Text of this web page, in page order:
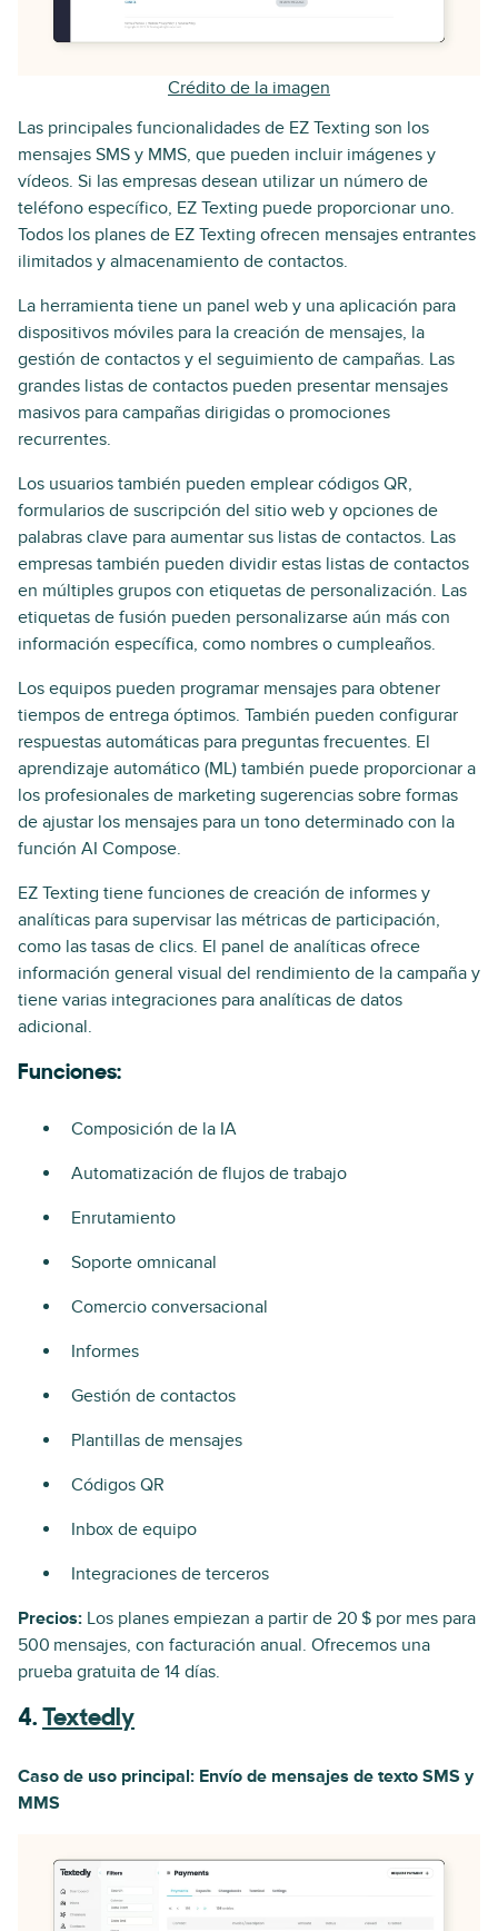
Crédito de la imagen
Las principales funcionalidades de EZ Texting son los
mensajes SMS y MMS, que pueden incluir imágenes y
vídeos. Si las empresas desean utilizar un número de
teléfono específico, EZ Texting puede proporcionar uno.
Todos los planes de EZ Texting ofrecen mensajes entrantes
ilimitados y almacenamiento de contactos.
La herramienta tiene un panel web y una aplicación para
dispositivos móviles para la creación de mensajes, la
gestión de contactos y el seguimiento de campañas. Las
grandes listas de contactos pueden presentar mensajes
masivos para campañas dirigidas o promociones
recurrentes.
Los usuarios también pueden emplear códigos QR,
formularios de suscripción del sitio web y opciones de
palabras clave para aumentar sus listas de contactos. Las
empresas también pueden dividir estas listas de contactos
en múltiples grupos con etiquetas de personalización. Las
etiquetas de fusión pueden personalizarse aún más con
información específica, como nombres o cumpleaños.
Los equipos pueden programar mensajes para obtener
tiempos de entrega óptimos. También pueden configurar
respuestas automáticas para preguntas frecuentes. El
aprendizaje automático (ML) también puede proporcionar a
los profesionales de marketing sugerencias sobre formas
de ajustar los mensajes para un tono determinado con la
función AI Compose.
EZ Texting tiene funciones de creación de informes y
analíticas para supervisar las métricas de participación,
como las tasas de clics. El panel de analíticas ofrece
información general visual del rendimiento de la campaña y
tiene varias integraciones para analíticas de datos
adicional.
Funciones:
Composición de la IA
Automatización de flujos de trabajo
Enrutamiento
Soporte omnicanal
Comercio conversacional
Informes
Gestión de contactos
Plantillas de mensajes
Códigos QR
Inbox de equipo
Integraciones de terceros
Precios: Los planes empiezan a partir de 20 $ por mes para
500 mensajes, con facturación anual. Ofrecemos una
prueba gratuita de 14 días.
4. Textedly
Caso de uso principal: Envío de mensajes de texto SMS y
MMS